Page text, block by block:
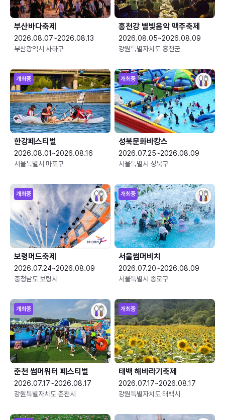
부산바다축제
2026.08.07~2026.08.13
부산광역시 사하구
홍천강 별빛음악 맥주축제
2026.08.05~2026.08.09
강원특별자치도 홍천군
개최중
한강페스티벌
2026.08.01~2026.08.16
서울특별시 마포구
개최중
성북문화바캉스
2026.07.25~2026.08.09
서울특별시 성북구
개최중
보령머드축제
2026.07.24~2026.08.09
충청남도 보령시
개최중
서울썸머비치
2026.07.20~2026.08.09
서울특별시 종로구
개최중
춘천 썸머워터 페스티벌
2026.07.17~2026.08.17
강원특별자치도 춘천시
개최중
태백 해바라기축제
2026.07.17~2026.08.17
강원특별자치도 태백시